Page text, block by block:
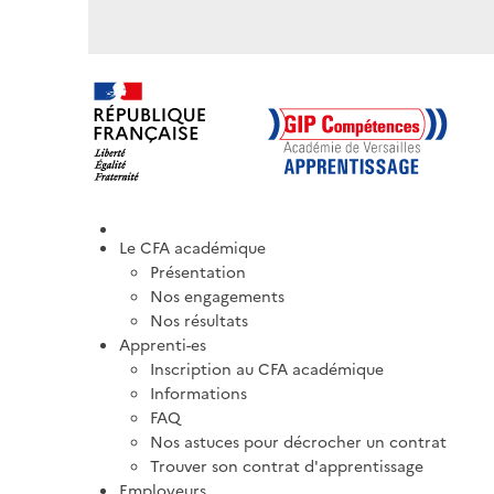
Le CFA académique
Présentation
Nos engagements
Nos résultats
Apprenti-es
Inscription au CFA académique
Informations
FAQ
Nos astuces pour décrocher un contrat
Trouver son contrat d'apprentissage
Employeurs